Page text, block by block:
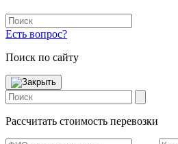
Есть вопрос?
Поиск по сайту
Рассчитать стоимость перевозки